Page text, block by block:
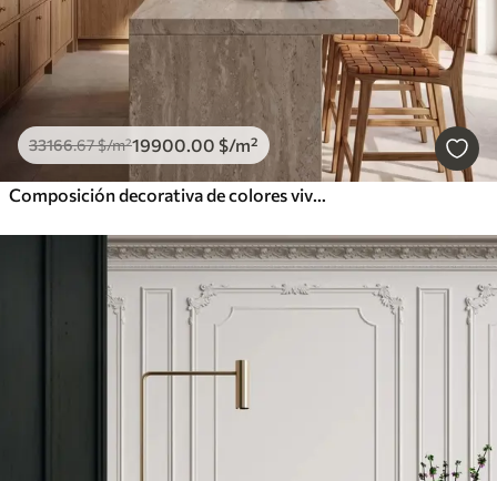
33166.67$/m²19900.00 $/m²
Composición decorativa de colores vivos, al estilo de un mosaico cerámico, con jugosos limones, flores, hojas y ramas